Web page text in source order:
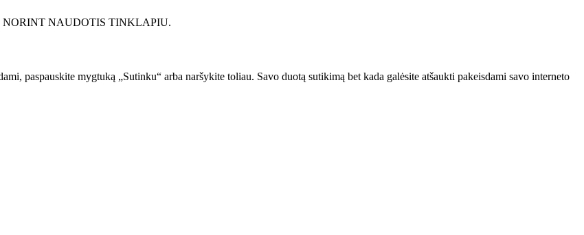
NORINT NAUDOTIS TINKLAPIU.
paspauskite mygtuką „Sutinku“ arba naršykite toliau. Savo duotą sutikimą bet kada galėsite atšaukti pakeisdami savo interneto